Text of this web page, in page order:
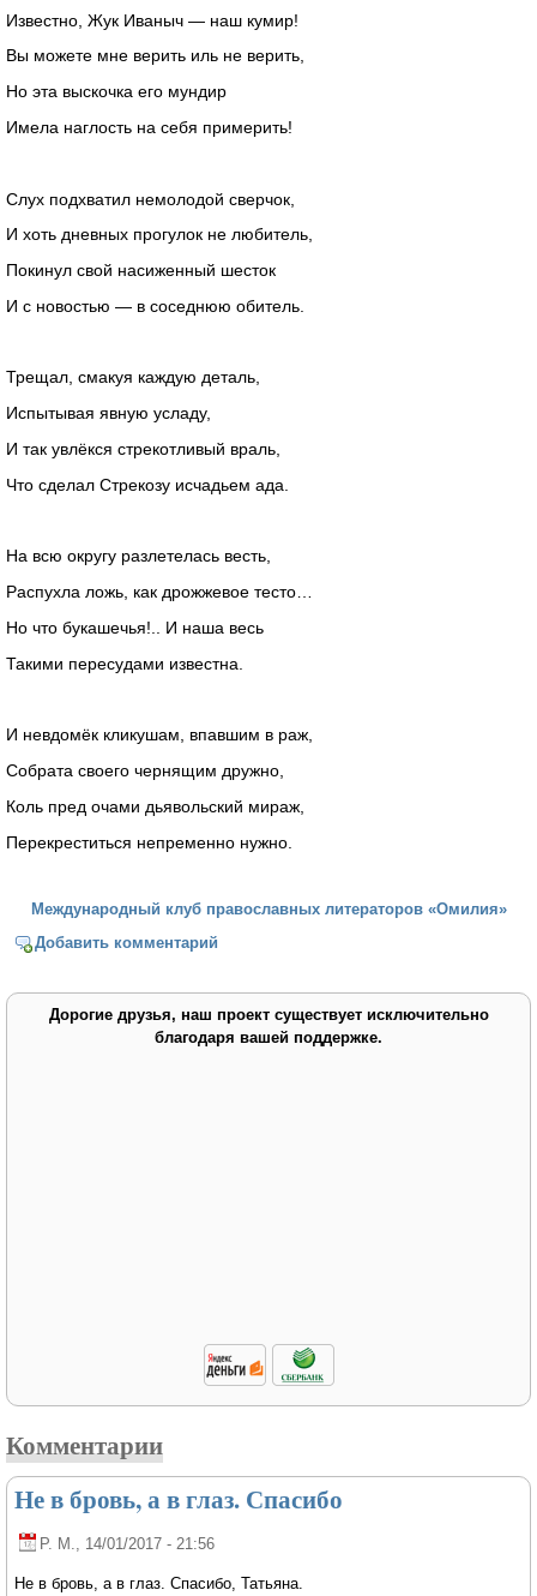
Известно, Жук Иваныч — наш кумир!
Вы можете мне верить иль не верить,
Но эта выскочка его мундир
Имела наглость на себя примерить!
Слух подхватил немолодой сверчок,
И хоть дневных прогулок не любитель,
Покинул свой насиженный шесток
И с новостью — в соседнюю обитель.
Трещал, смакуя каждую деталь,
Испытывая явную усладу,
И так увлёкся стрекотливый враль,
Что сделал Стрекозу исчадьем ада.
На всю округу разлетелась весть,
Распухла ложь, как дрожжевое тесто…
Но что букашечья!.. И наша весь
Такими пересудами известна.
И невдомёк кликушам, впавшим в раж,
Собрата своего чернящим дружно,
Коль пред очами дьявольский мираж,
Перекреститься непременно нужно.
Международный клуб православных литераторов «Омилия»
Добавить комментарий
Дорогие друзья, наш проект существует исключительно
благодаря вашей поддержке.
Комментарии
Не в бровь, а в глаз. Спасибо
Р. М., 14/01/2017 - 21:56
Не в бровь, а в глаз. Спасибо, Татьяна.